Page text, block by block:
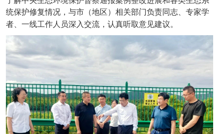
统保护修复情况，与市（地区）相关部门负责同志、专家学
者、一线工作人员深入交流，认真听取意见建议。